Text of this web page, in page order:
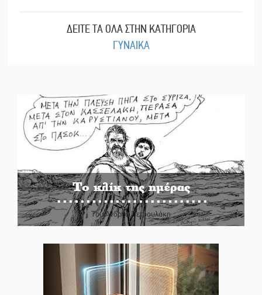
ΔΕΙΤΕ ΤΑ ΟΛΑ ΣΤΗΝ ΚΑΤΗΓΟΡΙΑ
ΓΥΝΑΙΚΑ
Το κλίκ της ημέρας
Του Ανδρέα Πετρουλάκη